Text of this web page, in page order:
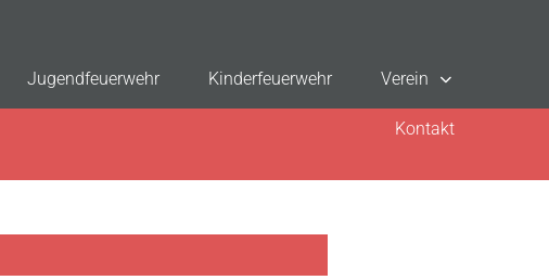
Jugendfeuerwehr Kinderfeuerwehr Verein
Kontakt